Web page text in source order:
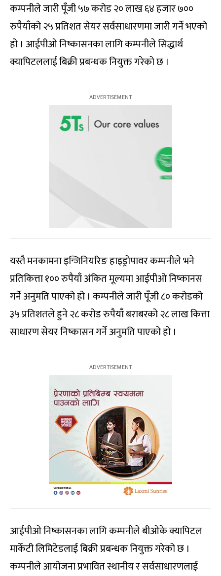
कम्पनीले जारी पूँजी ५७ करोड २० लाख ६४ हजार ७००
रुपैयाँको २५ प्रतिशत सेयर सर्वसाधारणमा जारी गर्ने भएको
हो । आईपीओ निष्कासनका लागि कम्पनीले सिद्धार्थ
क्यापिटललाई बिक्री प्रबन्धक नियुक्त गरेको छ ।
यस्तै मनकामना इन्जिनियरिङ हाइड्रोपावर कम्पनीले भने
प्रतिकित्ता १०० रुपैयाँ अंकित मूल्यमा आईपीओ निष्कानस
गर्ने अनुमति पाएको हो । कम्पनीले जारी पूँजी ८० करोडको
३५ प्रतिशतले हुने २८ करोड रुपैयाँ बराबरको २८ लाख कित्ता
साधारण सेयर निष्कासन गर्ने अनुमति पाएको हो ।
आईपीओ निष्कासनका लागि कम्पनीले बीओके क्यापिटल
मार्केटी लिमिटेडलाई बिक्री प्रबन्धक नियुक्त गरेको छ ।
कम्पनीले आयोजना प्रभावित स्थानीय र सर्वसाधारणलाई